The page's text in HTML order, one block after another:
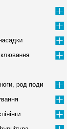
клювання
род поди